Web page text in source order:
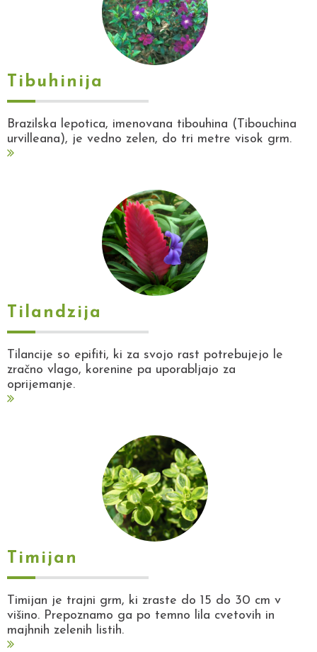
Tibuhinija
Brazilska lepotica, imenovana tibouhina (Tibouchina
urvilleana), je vedno zelen, do tri metre visok grm.
Tilandzija
Tilancije so epifiti, ki za svojo rast potrebujejo le
zračno vlago, korenine pa uporabljajo za
oprijemanje.
Timijan
Timijan je trajni grm, ki zraste do 15 do 30 cm v
višino. Prepoznamo ga po temno lila cvetovih in
majhnih zelenih listih.